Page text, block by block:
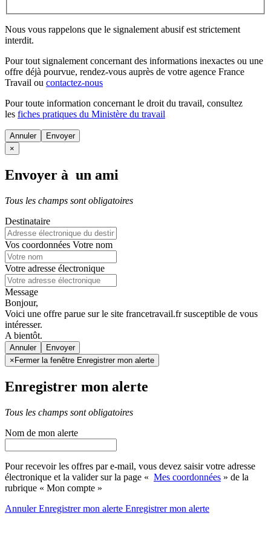
Nous vous rappelons que le signalement abusif est strictement
interdit.
Pour tout signalement concernant des informations inexactes ou une
offre déjà pourvue, rendez-vous auprès de votre agence France
Travail ou contactez-nous
Pour toute information concernant le droit du travail, consultez
les fiches pratiques du Ministère du travail
Annuler
×
Envoyer à un ami
Tous les champs sont obligatoires
Destinataire
Vos coordonnées Votre nom
Votre adresse électronique
Message
Bonjour,
Voici une offre parue sur le site francetravail.fr susceptible de vous
intéresser.
A bientôt.
Annuler
× Fermer la fenêtre Enregistrer mon alerte
Enregistrer mon alerte
Tous les champs sont obligatoires
Nom de mon alerte
Pour recevoir les offres par e-mail, vous devez saisir votre adresse
électronique et la valider sur la page « Mes coordonnées » de la
rubrique « Mon compte »
AnnulerEnregistrer mon alerte Enregistrermon alerte